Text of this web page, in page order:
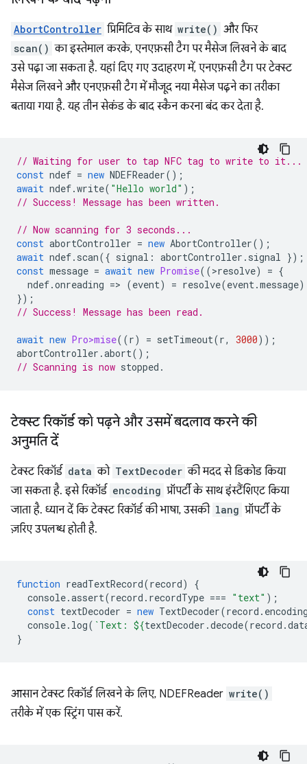
AbortController प्रिमिटिव के साथ write() और फिर
scan() का इस्तेमाल करके, एनएफ़सी टैग पर मैसेज लिखने के बाद
उसे पढ़ा जा सकता है. यहां दिए गए उदाहरण में, एनएफ़सी टैग पर टेक्स्ट
मैसेज लिखने और एनएफ़सी टैग में मौजूद नया मैसेज पढ़ने का तरीका
बताया गया है. यह तीन सेकंड के बाद स्कैन करना बंद कर देता है.
// Waiting for user to tap NFC tag to write to it...
const ndef = new NDEFReader();
await ndef.write( "Hello world" );
// Success! Message has been written.
// Now scanning for 3 seconds...
const abortController = new AbortController();
await ndef. scan({ signal : abortController . signal });
const message = await new Promise((>resolve) = {
ndef.onreading => (event) = resolve(event.message
});
// Success! Message has been read.
await new Pro>mise((r) = setTimeout(r, 3000));
abortController .abort();
// Scanning is now
टेक्स्ट रिकॉर्ड को पढ़ने और उसमें बदलाव करने की
अनुमति दें
टेक्स्ट रिकॉर्ड data को TextDecoder की मदद से डिकोड किया
जा सकता है. इसे रिकॉर्ड encoding प्रॉपर्टी के साथ इंस्टैंशिएट किया
जाता है. ध्यान दें कि टेक्स्ट रिकॉर्ड की भाषा, उसकी lang प्रॉपर्टी के
ज़रिए उपलब्ध होती है.
function readTextRecord(record)
{
console.assert(record . recordType === "text" );
const textDecoder = new TextDecoder(record .
console. log( `Text: ${textDecoder .decode(record .
}
आसान टेक्स्ट रिकॉर्ड लिखने के लिए, NDEFReader write()
तरीके में एक स्ट्रिंग पास करें.